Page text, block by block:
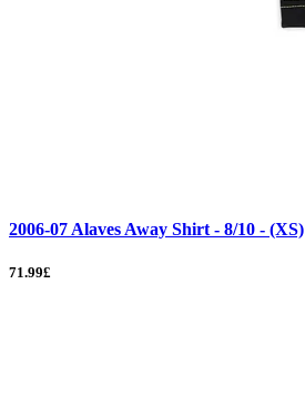
2006-07 Alaves Away Shirt - 8/10 - (XS)
71.99£